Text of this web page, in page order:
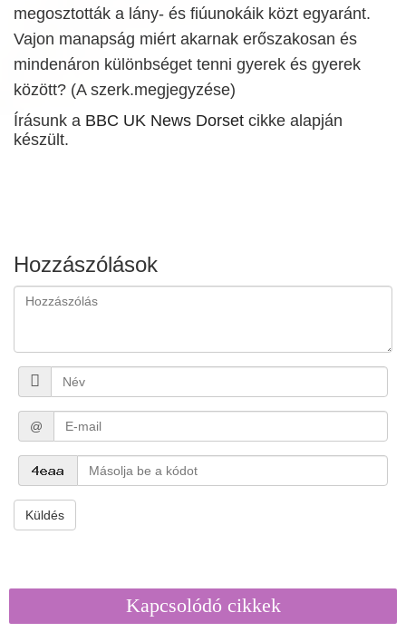
megosztották a lány- és fiúunokáik közt egyaránt.
Vajon manapság miért akarnak erőszakosan és
mindenáron különbséget tenni gyerek és gyerek
között? (A szerk.megjegyzése)
Írásunk a BBC UK News Dorset cikke alapján
készült.
Hozzászólások
@
Küldés
Kapcsolódó cikkek